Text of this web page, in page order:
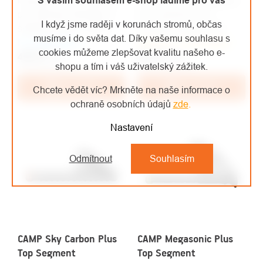
I když jsme raději v korunách stromů, občas
musíme i do světa dat. Díky vašemu souhlasu s
cookies můžeme zlepšovat kvalitu našeho e-
shopu a tím i váš uživatelský zážitek.
Chcete vědět víc? Mrkněte na naše informace o
ochraně osobních údajů zde.
Nastavení
Odmítnout Souhlasím
Na objednávku
372 Kč bez DPH
450 Kč/ ks
Do košíku
skládací hole C.A.M.P.
Sonic Alu W Plus.
Skladem u dodavatele
469 Kč bez DPH
567 Kč/ ks
Do košíku
C.A.M.P. Carbon Mix
Plus.
CAMP Sky Carbon Plus
Top Segment
CAMP Megasonic Plus
Top Segment